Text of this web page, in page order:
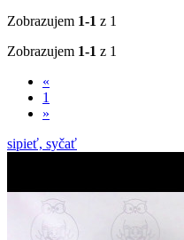
Zobrazujem 1-1 z 1
Zobrazujem 1-1 z 1
«
1
»
sipieť, syčať